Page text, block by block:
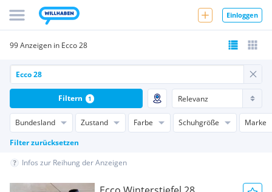
Einloggen
99 Anzeigen in Ecco 28
Bundesland Zustand Farbe Schuhgröße
Marke
Filter zurücksetzen
Filtern 1
Infos zur Reihung der Anzeigen